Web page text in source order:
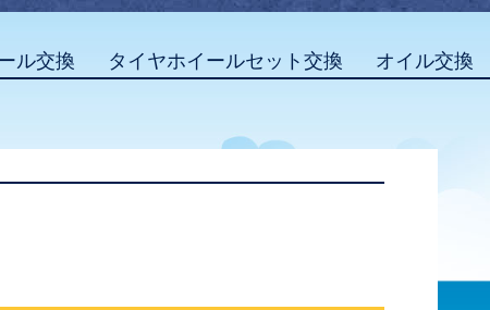
ル交換 タイヤホイールセット交換 オイル交換